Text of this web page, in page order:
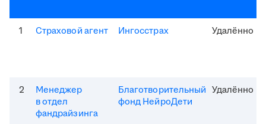
1 Страховой агент Ингосстрах Удалённо
2
Менеджер
в отдел
фандрайзинга
Благотворительный
фонд НейроДети
Удалённо